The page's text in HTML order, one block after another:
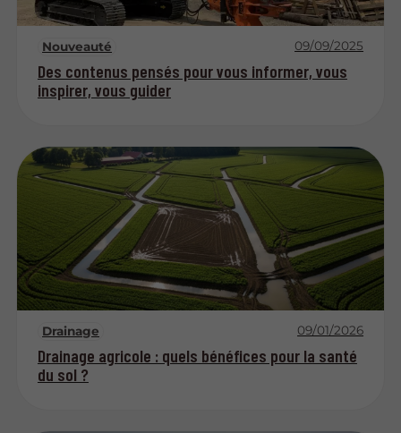
Nouveauté 09/09/2025
Des contenus pensés pour vous informer, vous
inspirer, vous guider
Drainage 09/01/2026
Drainage agricole : quels bénéfices pour la santé
du sol ?